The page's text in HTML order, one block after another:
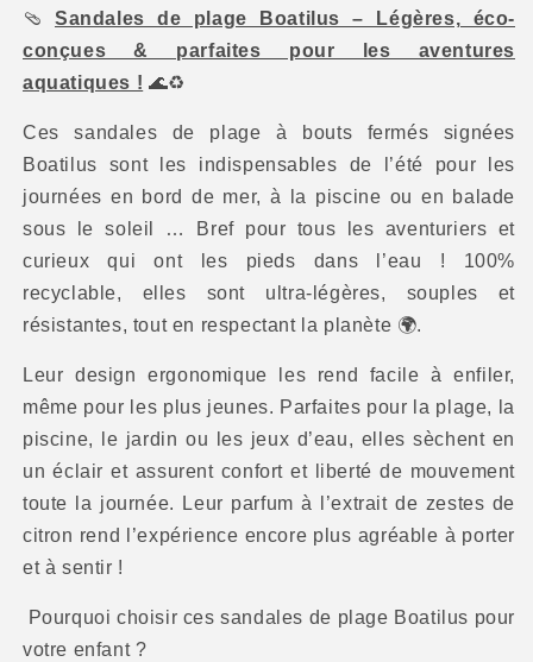
🩴
Sandales de plage Boatilus – Légères, éco-
conçues & parfaites pour les aventures
aquatiques ! 🌊♻️
Ces sandales de plage à bouts fermés signées
Boatilus sont les indispensables de l’été pour les
journées en bord de mer, à la piscine ou en balade
sous le soleil … Bref pour tous les aventuriers et
curieux qui ont les pieds dans l’eau ! 100%
recyclable, elles sont ultra-légères, souples et
résistantes, tout en respectant la planète 🌍.
Leur design ergonomique les rend facile à enfiler,
même pour les plus jeunes. Parfaites pour la plage, la
piscine, le jardin ou les jeux d’eau, elles sèchent en
un éclair et assurent confort et liberté de mouvement
toute la journée. Leur parfum à l’extrait de zestes de
citron rend l’expérience encore plus agréable à porter
et à sentir !
Pourquoi choisir ces sandales de plage Boatilus pour
votre enfant ?